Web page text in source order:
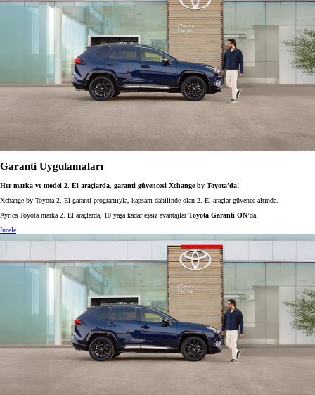
Garanti Uygulamaları
Her marka ve model 2. El araçlarda, garanti güvencesi Xchange by Toyota’da!
Xchange by Toyota 2. El garanti programıyla, kapsam dahilinde olan 2. El araçlar güvence altında.
Ayrıca Toyota marka 2. El araçlarda, 10 yaşa kadar eşsiz avantajlarToyota Garanti ON’da.
İncele